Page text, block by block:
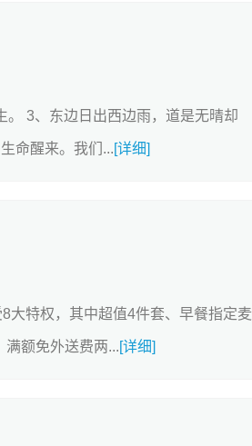
3、东边日出西边雨，道是无晴却
命醒来。我们...[详细]
大特权，其中超值4件套、早餐指定麦
额免外送费两...[详细]